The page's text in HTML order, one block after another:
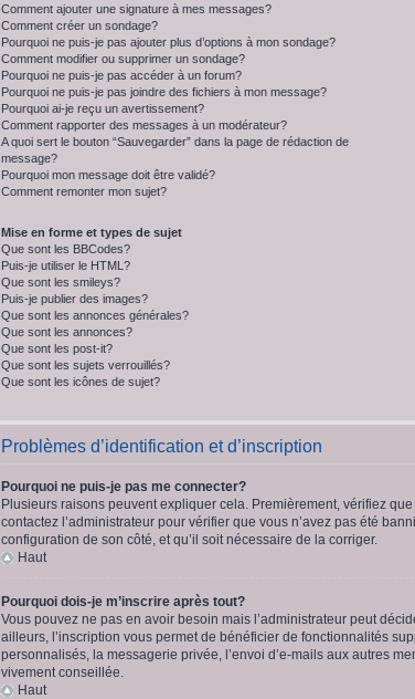
Comment ajouter une signature à mes messages?
Comment créer un sondage?
Pourquoi ne puis-je pas ajouter plus d’options à mon sondage?
Comment modifier ou supprimer un sondage?
Pourquoi ne puis-je pas accéder à un forum?
Pourquoi ne puis-je pas joindre des fichiers à mon message?
Pourquoi ai-je reçu un avertissement?
Comment rapporter des messages à un modérateur?
A quoi sert le bouton “Sauvegarder” dans la page de rédaction de
message?
Pourquoi mon message doit être validé?
Comment remonter mon sujet?
Mise en forme et types de sujet
Que sont les BBCodes?
Puis-je utiliser le HTML?
Que sont les smileys?
Puis-je publier des images?
Que sont les annonces générales?
Que sont les annonces?
Que sont les post-it?
Que sont les sujets verrouillés?
Que sont les icônes de sujet?
Problèmes d’identification et d’inscription
Pourquoi ne puis-je pas me connecter?
Plusieurs raisons peuvent expliquer cela. Premièrement, vérifiez
contactez l’administrateur pour vérifier que vous n’avez pas été
configuration de son côté, et qu’il soit nécessaire de la corriger.
Haut
Pourquoi dois-je m’inscrire après tout?
Vous pouvez ne pas en avoir besoin mais l’administrateur peut
ailleurs, l’inscription vous permet de bénéficier de fonctionnalités
personnalisés, la messagerie privée, l’envoi d’e-mails aux autres
vivement conseillée.
Haut